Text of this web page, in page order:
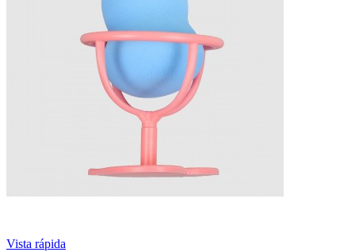
Vista rápida